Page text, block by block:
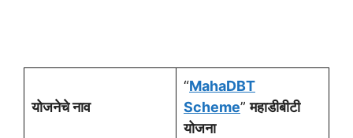
योजनेचे नाव
“MahaDBT
Scheme”महाडीबीटी
योजना